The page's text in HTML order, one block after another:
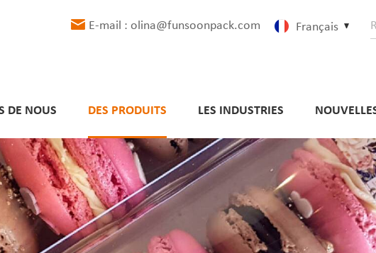
E-mail : olina@funsoonpack.com Français
DE NOUS DES PRODUITS LES INDUSTRIES